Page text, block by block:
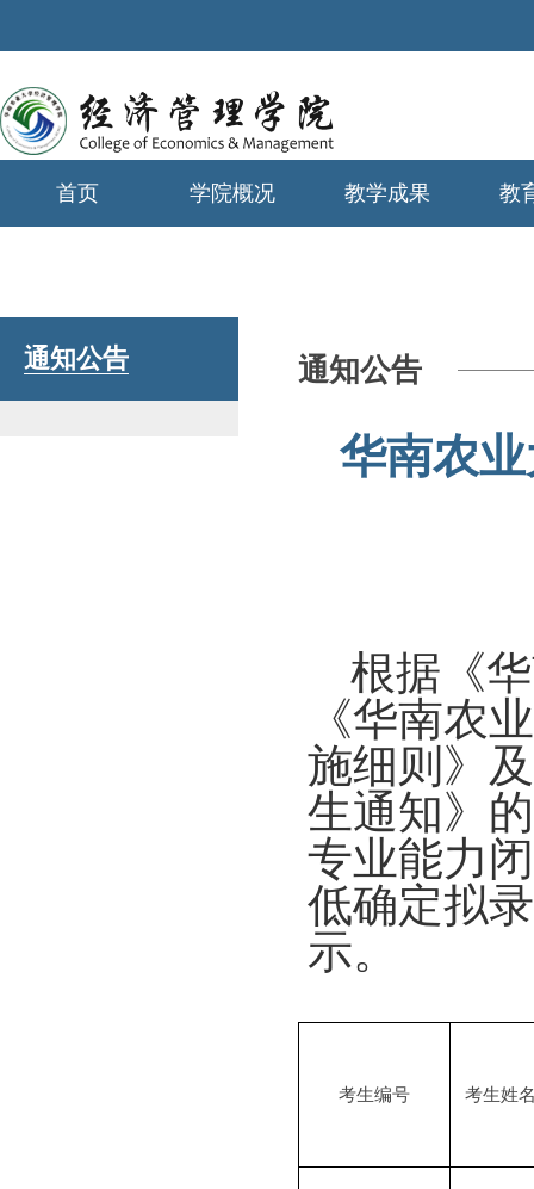
首页 学院概况 教学成果 教
通知公告 通知公告
华南农
根据《
《华南农
施细则》
生通知》
专业能力
低确定拟
示。
考生编号 考生姓